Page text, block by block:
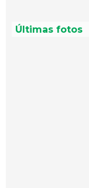
Últimas fotos